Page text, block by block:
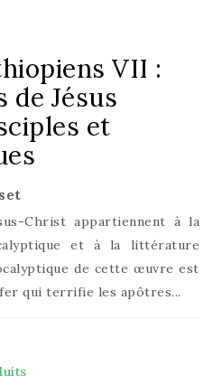
VII :
de Jésus
et
Christ appartiennent à la
et à la littérature
de cette œuvre est
qui terrifie les apôtres...